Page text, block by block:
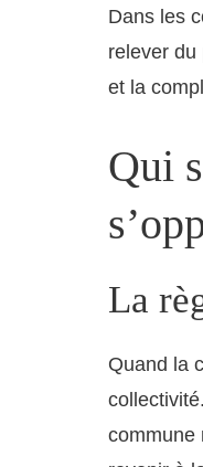
Dans les
relever du
et la
Qui
La
Quand la
commune